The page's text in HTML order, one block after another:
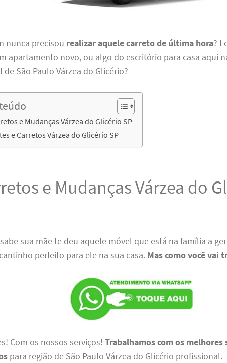
nunca precisou realizar aquele carreto de última hora?
apartamento novo, ou algo do escritório para casa aqui
de São Paulo Várzea do Glicério?
e Mudanças Várzea do Glicério SP
e Carretos Várzea do Glicério SP
e Mudanças Várzea do
sua mãe te deu aquele móvel que está na família a
perfeito para ele na sua casa. Mas como você vai
Com os nossos serviços!Trabalhamos com os melhores
para região de São Paulo Várzea do Glicério profissional.